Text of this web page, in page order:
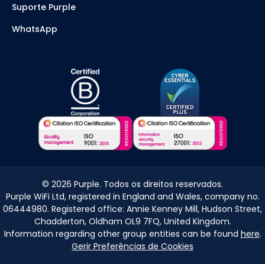
Suporte Purple
WhatsApp
© 2026 Purple. Todos os direitos reservados.
Purple WiFi Ltd, registered in England and Wales, company no.
06444980. Registered office: Annie Kenney Mill, Hudson Street,
Chadderton, Oldham OL9 7FQ, United Kingdom.
Information regarding other group entities can be found here.
Gerir Preferências de Cookies